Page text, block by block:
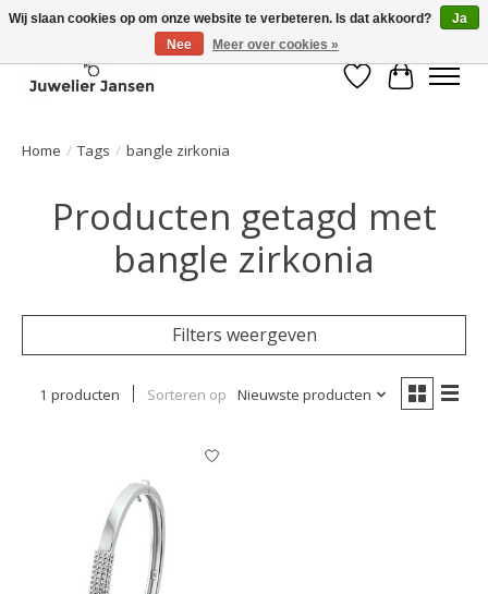
Verlanglijst
Home / Tags / bangle zirkonia
Producten getagd met
bangle zirkonia
Filters weergeven
1 producten Sorteren op Nieuwste producten
Wij slaan cookies op om onze website te verbeteren. Is dat akkoord?
Ja
Nee
Meer over cookies »